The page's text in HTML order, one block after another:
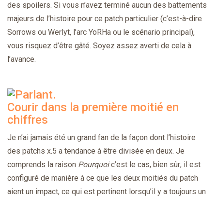
des spoilers. Si vous n’avez terminé aucun des battements
majeurs de l’histoire pour ce patch particulier (c’est-à-dire
Sorrows ou Werlyt, l’arc YoRHa ou le scénario principal),
vous risquez d’être gâté. Soyez assez averti de cela à
l’avance.
Courir dans la première moitié en
chiffres
Je n’ai jamais été un grand fan de la façon dont l’histoire
des patchs x.5 a tendance à être divisée en deux. Je
comprends la raison Pourquoic’est le cas, bien sûr; il est
configuré de manière à ce que les deux moitiés du patch
aient un impact, ce qui est pertinent lorsqu’il y a toujours un